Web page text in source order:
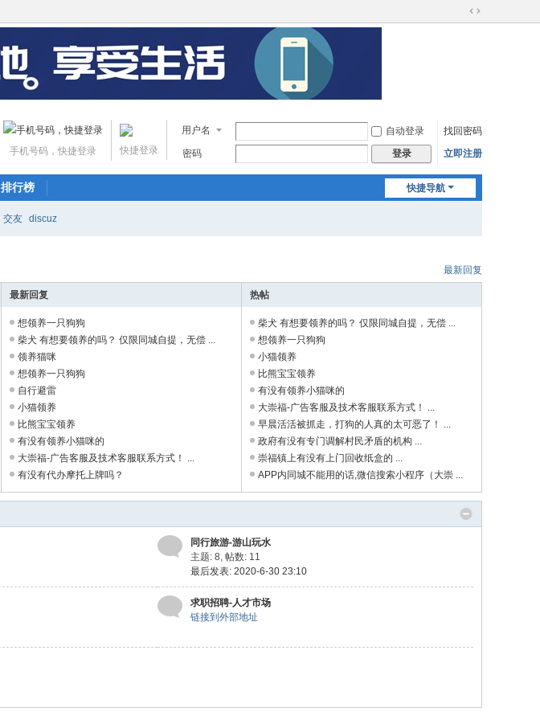
切
用户名 自动登录
找回密码
密码
登录 立即注册
快捷登录
手机号码，快捷登录
快捷导航
排行榜
交友 discuz
最新回复
最新回复
想领养一只狗狗
柴犬 有想要领养的吗？ 仅限同城自提，无偿 ...
领养猫咪
想领养一只狗狗
自行避雷
小猫领养
比熊宝宝领养
有没有领养小猫咪的
大崇福-广告客服及技术客服联系方式！ ...
有没有代办摩托上牌吗？
热帖
柴犬 有想要领养的吗？ 仅限同城自提，无偿 ...
想领养一只狗狗
小猫领养
比熊宝宝领养
有没有领养小猫咪的
大崇福-广告客服及技术客服联系方式！ ...
早晨活活被抓走，打狗的人真的太可恶了！ ...
政府有没有专门调解村民矛盾的机构 ...
崇福镇上有没有上门回收纸盒的 ...
APP内同城不能用的话,微信搜索小程序（大崇 ...
同行旅游-游山玩水
主题: 8, 帖数: 11
最后发表: 2020-6-30 23:10
求职招聘-人才市场
链接到外部地址